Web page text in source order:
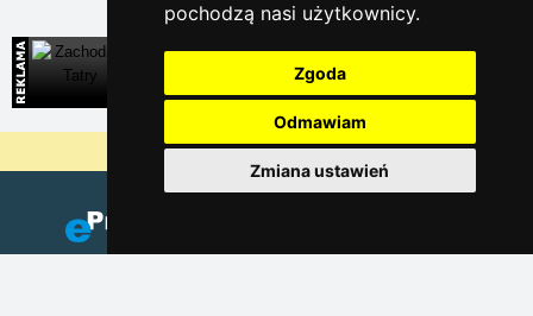
pochodzą nasi użytkownicy.
Zgoda
Odmawiam
Zmiana ustawień
Bezpośrednie kontakty na noclegi na Słowacji
Dlaczego nasze serwery są najtańsze?